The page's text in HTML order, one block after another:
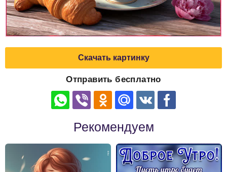
Скачать картинку
Отправить бесплатно
Рекомендуем